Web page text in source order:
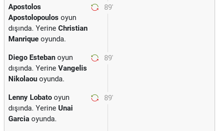
89'
Apostolos
Apostolopoulos oyun
dışında. Yerine Christian
Manrique oyunda.
89'
Diego Esteban oyun
dışında. Yerine Vangelis
Nikolaou oyunda.
89'
Lenny Lobato oyun
dışında. Yerine Unai
Garcia oyunda.